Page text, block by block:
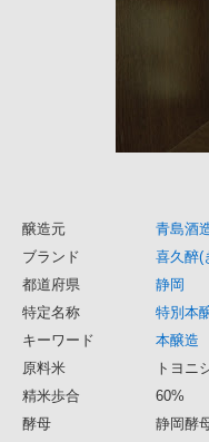
醸造元
青島酒
ブランド
喜久醉(
都道府県
静岡
特定名称
特別本
キーワード
本醸造
原料米
トヨニ
精米歩合
60%
酵母
静岡酵